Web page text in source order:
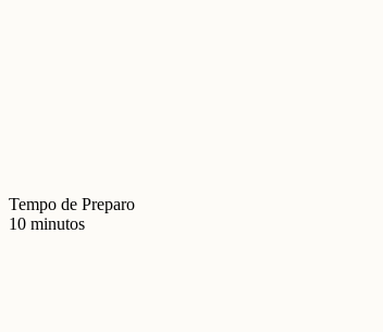
Tempo de Preparo
10 minutos